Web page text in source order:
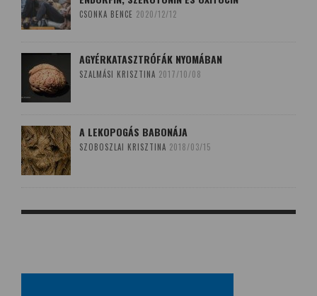
CSONKA BENCE 2020/12/12
AGYÉRKATASZTRÓFÁK NYOMÁBAN
SZALMÁSI KRISZTINA 2017/10/08
A LEKOPOGÁS BABONÁJA
SZOBOSZLAI KRISZTINA 2018/03/15